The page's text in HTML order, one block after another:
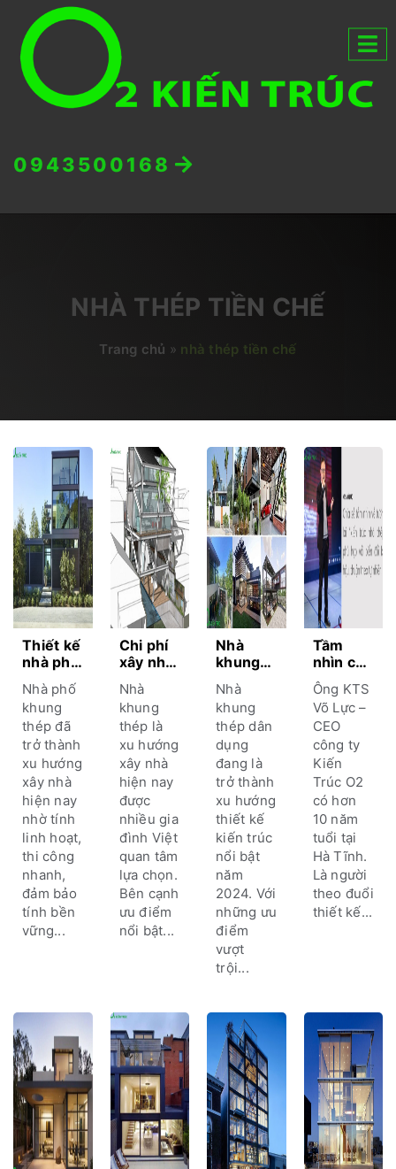
0943500168
NHÀ THÉP TIỀN CHẾ
Trang chủ » nhà thép tiền chế
Thiết kế
nhà phố
thép tối
ưu
không
gian
sống
hiện đại
Nhà phố
khung
thép đã
trở thành
xu hướng
xây nhà
hiện nay
nhờ tính
linh hoạt,
thi công
nhanh,
đảm bảo
tính bền
vững...
Chi phí
xây nhà
thép
2024 bí
quyết
tiết
kiệm
hiệu quả
khi làm
nhà
Nhà
khung
thép là
xu hướng
xây nhà
hiện nay
được
nhiều gia
đình Việt
quan tâm
lựa chọn.
Bên cạnh
ưu điểm
nổi bật...
Nhà
khung
dân
dụng –
Mô hình
làm nhà
nở rộ
2024
Nhà
khung
thép dân
dụng
đang là
trở thành
xu hướng
thiết kế
kiến trúc
nổi bật
năm
2024. Với
những ưu
điểm
vượt
trội...
Tầm
nhìn của
nhà lãnh
đạo
Kiến
Trúc O2
về
tương
lai kiến
trúc nhà
thép:
Biến đổi
khí hậu,
thuận
theo tự
nhiên
Ông KTS
Võ Lực –
CEO
công ty
Kiến
Trúc O2
có hơn
10 năm
tuổi tại
Hà Tĩnh.
Là người
theo đuổi
thiết kế...